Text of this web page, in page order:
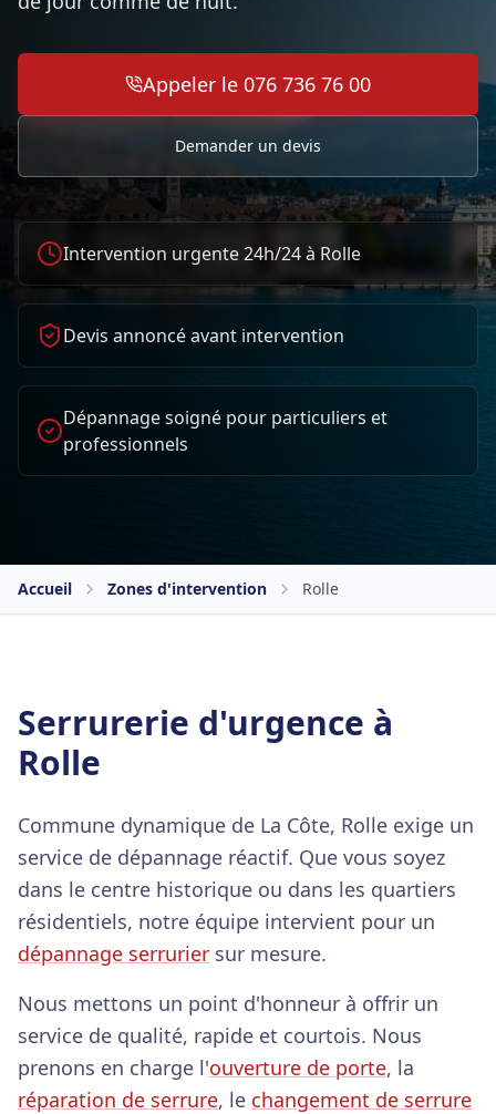
Appeler le 076 736 76 00
Demander un devis
Intervention urgente 24h/24 à Rolle
Devis annoncé avant intervention
Dépannage soigné pour particuliers et
professionnels
Accueil Zones d'intervention Rolle
Serrurerie d'urgence à
Rolle
Commune dynamique de La Côte, Rolle exige un
service de dépannage réactif. Que vous soyez
dans le centre historique ou dans les quartiers
résidentiels, notre équipe intervient pour un
dépannage serrurier sur mesure.
Nous mettons un point d'honneur à offrir un
service de qualité, rapide et courtois. Nous
prenons en charge l'ouverture de porte, la
réparation de serrure, le changement de serrure